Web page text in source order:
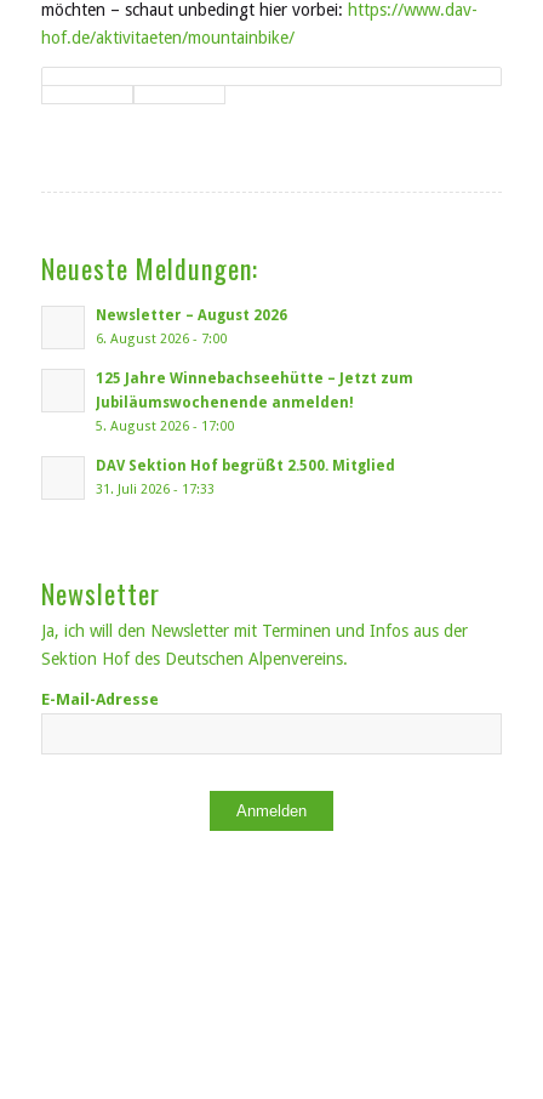
möchten – schaut unbedingt hier vorbei: https://www.dav-
hof.de/aktivitaeten/mountainbike/
Neueste Meldungen:
Newsletter – August 2026
6. August 2026 - 7:00
125 Jahre Winnebachseehütte – Jetzt zum
Jubiläumswochenende anmelden!
5. August 2026 - 17:00
DAV Sektion Hof begrüßt 2.500. Mitglied
31. Juli 2026 - 17:33
Newsletter
Ja, ich will den Newsletter mit Terminen und Infos aus der
Sektion Hof des Deutschen Alpenvereins.
E-Mail-Adresse
Anmelden